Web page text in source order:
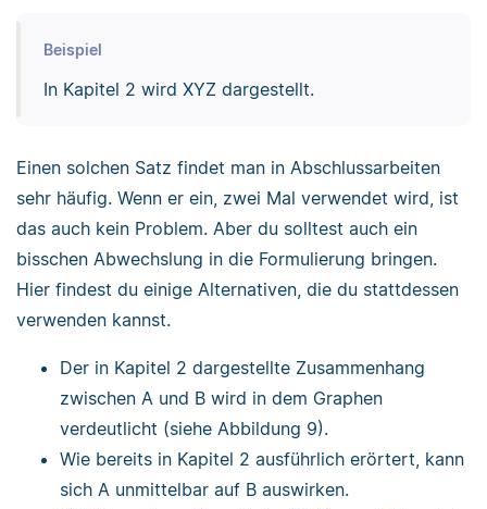
Beispiel
In Kapitel 2 wird XYZ dargestellt.
Einen solchen Satz findet man in Abschlussarbeiten
sehr häufig. Wenn er ein, zwei Mal verwendet wird, ist
das auch kein Problem. Aber du solltest auch ein
bisschen Abwechslung in die Formulierung bringen.
Hier findest du einige Alternativen, die du stattdessen
verwenden kannst.
Der in Kapitel 2 dargestellte Zusammenhang
zwischen A und B wird in dem Graphen
verdeutlicht (siehe Abbildung 9).
Wie bereits in Kapitel 2 ausführlich erörtert, kann
sich A unmittelbar auf B auswirken.